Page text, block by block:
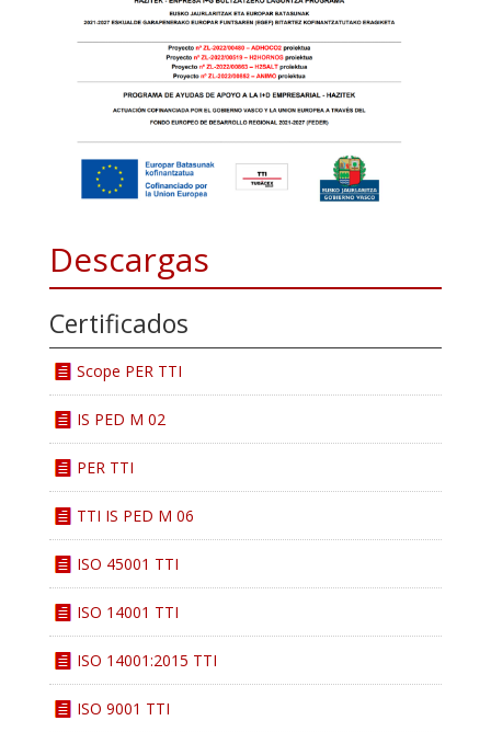
Descargas
Certificados
Scope PER TTI
IS PED M 02
PER TTI
TTI IS PED M 06
ISO 45001 TTI
ISO 14001 TTI
ISO 14001:2015 TTI
ISO 9001 TTI